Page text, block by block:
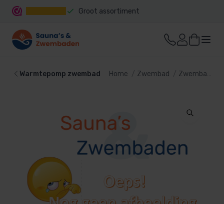
Groot assortiment
Warmtepomp zwembad Home Zwembad Zwembad verwarming